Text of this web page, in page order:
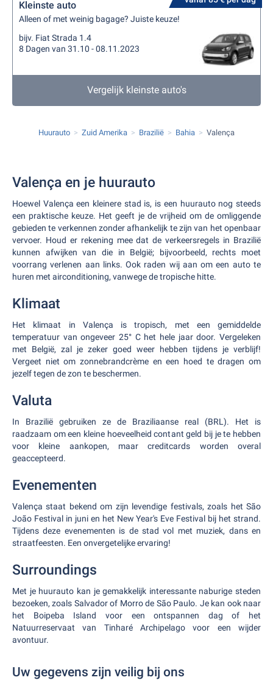
Kleinste auto
Alleen of met weinig bagage? Juiste keuze!
bijv. Fiat Strada 1.4
8 Dagen van 31.10 - 08.11.2023
Vergelijk kleinste auto's
Huurauto Zuid Amerika Brazilië Bahia Valença
Valença en je huurauto
Hoewel Valença een kleinere stad is, is een huurauto nog steeds
een praktische keuze. Het geeft je de vrijheid om de omliggende
gebieden te verkennen zonder afhankelijk te zijn van het openbaar
vervoer. Houd er rekening mee dat de verkeersregels in Brazilië
kunnen afwijken van die in België; bijvoorbeeld, rechts moet
voorrang verlenen aan links. Ook raden wij aan om een auto te
huren met airconditioning, vanwege de tropische hitte.
Klimaat
Het klimaat in Valença is tropisch, met een gemiddelde
temperatuur van ongeveer 25° C het hele jaar door. Vergeleken
met België, zal je zeker goed weer hebben tijdens je verblijf!
Vergeet niet om zonnebrandcrème en een hoed te dragen om
jezelf tegen de zon te beschermen.
Valuta
In Brazilië gebruiken ze de Braziliaanse real (BRL). Het is
raadzaam om een kleine hoeveelheid contant geld bij je te hebben
voor kleine aankopen, maar creditcards worden overal
geaccepteerd.
Evenementen
Valença staat bekend om zijn levendige festivals, zoals het São
João Festival in juni en het New Year's Eve Festival bij het strand.
Tijdens deze evenementen is de stad vol met muziek, dans en
straatfeesten. Een onvergetelijke ervaring!
Surroundings
Met je huurauto kan je gemakkelijk interessante naburige steden
bezoeken, zoals Salvador of Morro de São Paulo. Je kan ook naar
het Boipeba Island voor een ontspannen dag of het
Natuurreservaat van Tinharé Archipelago voor een wijder
avontuur.
Uw gegevens zijn veilig bij ons